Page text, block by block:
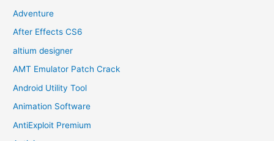
Adventure
After Effects CS6
altium designer
AMT Emulator Patch Crack
Android Utility Tool
Animation Software
AntiExploit Premium